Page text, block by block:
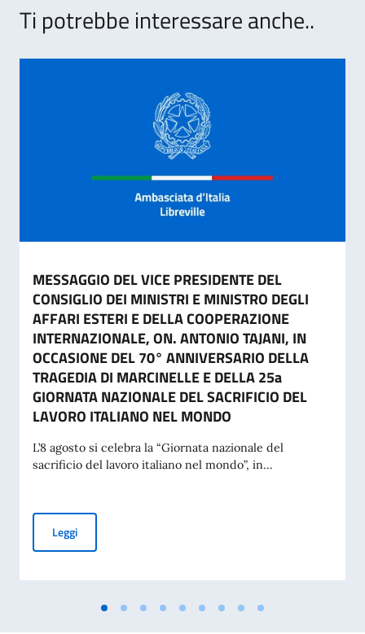
Ti potrebbe interessare anche..
MESSAGGIO DEL VICE PRESIDENTE DEL
CONSIGLIO DEI MINISTRI E MINISTRO DEGLI
AFFARI ESTERI E DELLA COOPERAZIONE
INTERNAZIONALE, ON. ANTONIO TAJANI, IN
OCCASIONE DEL 70° ANNIVERSARIO DELLA
TRAGEDIA DI MARCINELLE E DELLA 25a
GIORNATA NAZIONALE DEL SACRIFICIO DEL
LAVORO ITALIANO NEL MONDO
L’8 agosto si celebra la “Giornata nazionale del
sacrificio del lavoro italiano nel mondo”, in...
LeggiMESSAGGIO DEL VICE PRESIDENTE DEL CONSIGLIO DEI